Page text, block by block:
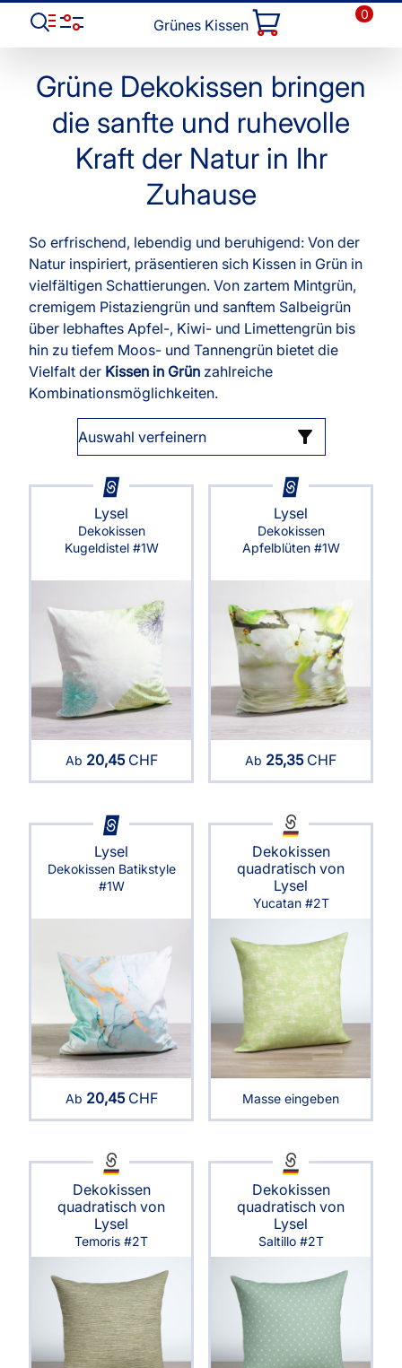
Grünes Kissen
0
Grüne Dekokissen bringen
die sanfte und ruhevolle
Kraft der Natur in Ihr
Zuhause
So erfrischend, lebendig und beruhigend: Von der
Natur inspiriert, präsentieren sich Kissen in Grün in
vielfältigen Schattierungen. Von zartem Mintgrün,
cremigem Pistaziengrün und sanftem Salbeigrün
über lebhaftes Apfel-, Kiwi- und Limettengrün bis
hin zu tiefem Moos- und Tannengrün bietet die
Vielfalt der Kissen in Grün zahlreiche
Kombinationsmöglichkeiten.
Auswahl verfeinern
Lysel
Dekokissen
Kugeldistel #1W
Ab 20,45CHF
Lysel
Dekokissen
Apfelblüten #1W
Ab 25,35CHF
Lysel
Dekokissen Batikstyle
#1W
Ab 20,45CHF
Dekokissen
quadratisch von
Lysel
Yucatan #2T
Masse eingeben
Dekokissen
quadratisch von
Lysel
Temoris #2T
Dekokissen
quadratisch von
Lysel
Saltillo #2T